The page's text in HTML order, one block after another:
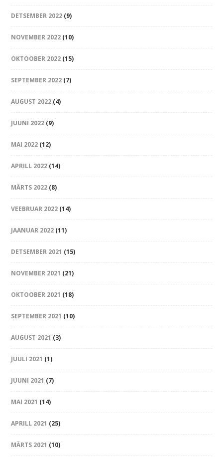
DETSEMBER 2022 (9)
NOVEMBER 2022 (10)
OKTOOBER 2022 (15)
SEPTEMBER 2022 (7)
AUGUST 2022 (4)
JUUNI 2022 (9)
MAI 2022 (12)
APRILL 2022 (14)
MÄRTS 2022 (8)
VEEBRUAR 2022 (14)
JAANUAR 2022 (11)
DETSEMBER 2021 (15)
NOVEMBER 2021 (21)
OKTOOBER 2021 (18)
SEPTEMBER 2021 (10)
AUGUST 2021 (3)
JUULI 2021 (1)
JUUNI 2021 (7)
MAI 2021 (14)
APRILL 2021 (25)
MÄRTS 2021 (10)